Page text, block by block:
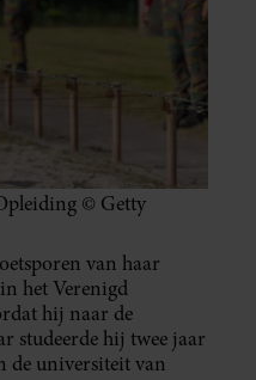
© Getty
van haar
het Verenigd
hij naar de
studeerde hij twee jaar
de universiteit van